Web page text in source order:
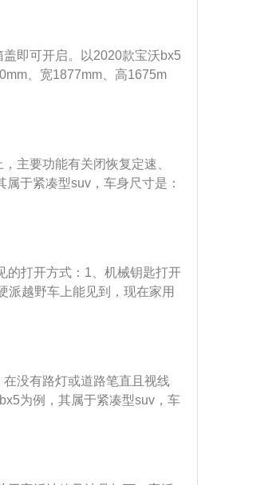
有的会在驾驶座左侧地板
是一个加油机的样式。不过要
况，所以车主要留意加油前记
箱门是目前最为方便的一
过车主在不是停车加油的时
即可开启。以2020款宝沃bx5
、宽1877mm、高1675m
宝沃bx5前悬架是麦弗逊式独
主要功能有关闭恢复定速、
于紧凑型suv，车身尺寸是：
，油箱容积为60l，整备
是150ps，最大功率是110k
变速箱。
的打开方式：1、机械钥匙打开
派越野车上能见到，现在家用
2、车内开关方式。车内开
，有的会在左前门门板上或
注意，车内开关很容易让车主
得一定要熄火。3、按压式开
，车主只需将车停好后加油员
记得一定上中控锁，否则油
。
没有路灯或道路笔直且视线
为例，其属于紧凑型suv，车
轴距为2685mm，油箱容积为
自一体变速箱，前悬架是麦